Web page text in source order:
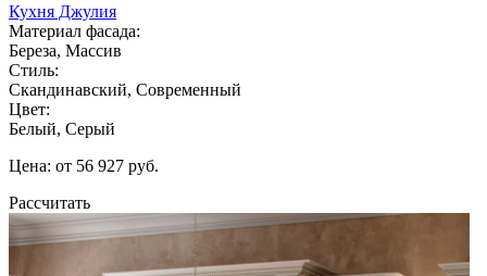
Кухня Джулия
Материал фасада:
Береза, Массив
Стиль:
Скандинавский, Современный
Цвет:
Белый, Серый
Цена: от 56 927 руб.
Рассчитать